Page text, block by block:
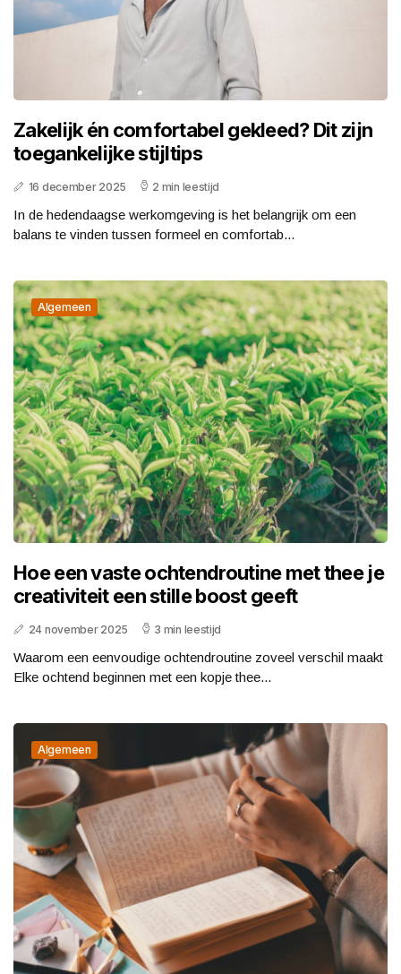
Zakelijk én comfortabel gekleed? Dit zijn
toegankelijke stijltips
16 december 2025 2 min leestijd
In de hedendaagse werkomgeving is het belangrijk om een
balans te vinden tussen formeel en comfortab...
Algemeen
Hoe een vaste ochtendroutine met thee je
creativiteit een stille boost geeft
24 november 2025 3 min leestijd
Waarom een eenvoudige ochtendroutine zoveel verschil maakt
Elke ochtend beginnen met een kopje thee...
Algemeen